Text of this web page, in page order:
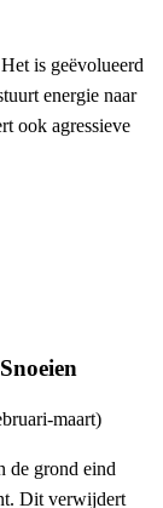
is geëvolueerd
energie naar
ook agressieve
Snoeien
maart)
de grond eind
Dit verwijdert